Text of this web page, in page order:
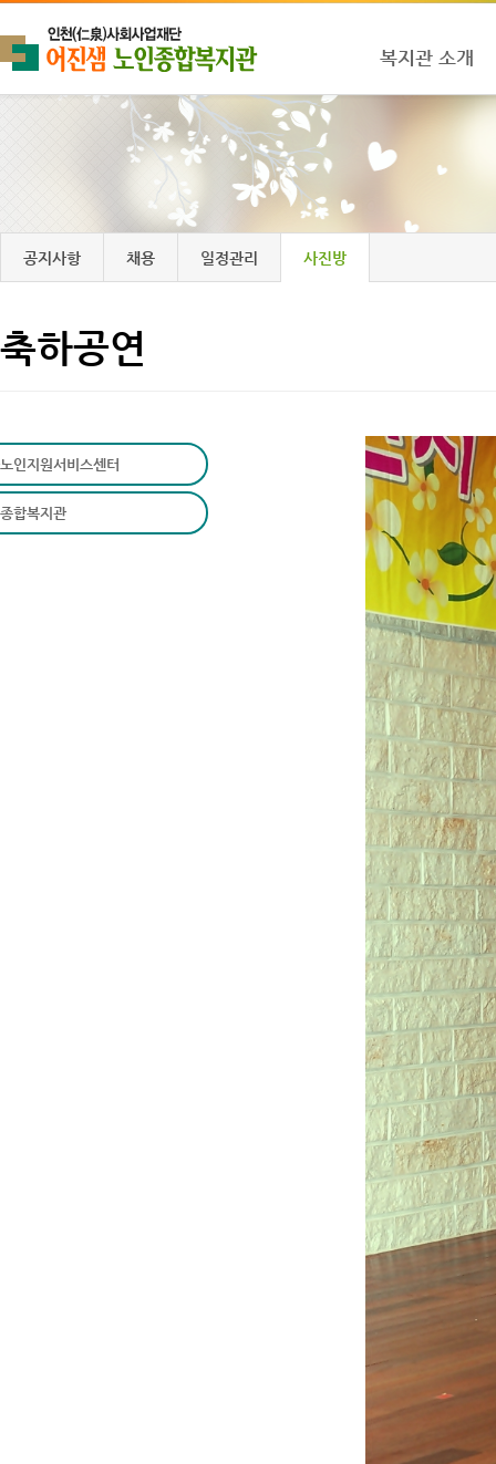
복지관 소개
공지사항 채용 일정관리 사진방
인지원서비스센터
합복지관
축하공연